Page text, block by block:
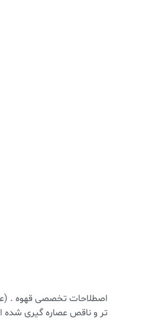
تر و ناقص عصاره گیری شده است که دارای این